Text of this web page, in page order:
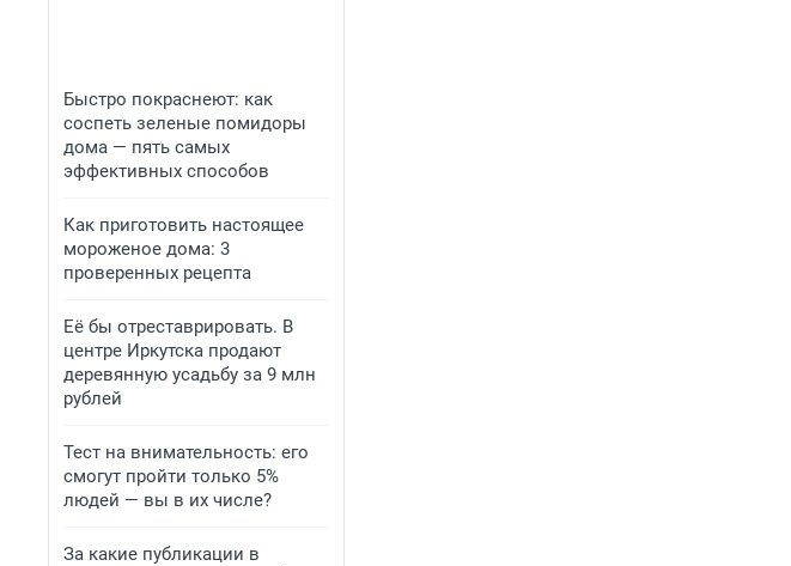
Быстро покраснеют: как
соспеть зеленые помидоры
дома — пять самых
эффективных способов
Как приготовить настоящее
мороженое дома: 3
проверенных рецепта
Её бы отреставрировать. В
центре Иркутска продают
деревянную усадьбу за 9 млн
рублей
Тест на внимательность: его
смогут пройти только 5%
людей — вы в их числе?
За какие публикации в